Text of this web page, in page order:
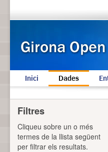
Inici Dades
Filtres
Cliqueu sobre un o més
termes de la llista següent
per filtrar els resultats.